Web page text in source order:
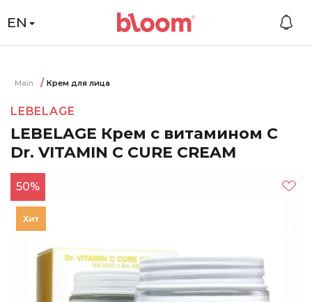
EN
Main Крем для лица
LEBELAGE
LEBELAGE Крем с витамином С
Dr. VITAMIN C CURE CREAM
50%